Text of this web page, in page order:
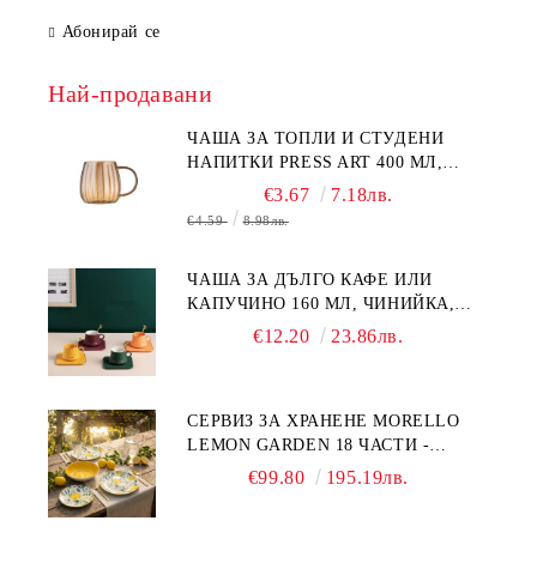
Абонирай се
Най-продавани
ЧАША ЗА ТОПЛИ И СТУДЕНИ
НАПИТКИ PRESS ART 400 МЛ,
БОРОСИЛИКАТНО СТЪКЛО
€3.67 7.18лв.
€4.59 8.98лв.
ЧАША ЗА ДЪЛГО КАФЕ ИЛИ
КАПУЧИНО 160 МЛ, ЧИНИЙКА,
ЛЪЖИЧКА GREEN, ORANGE LOVE
€12.20 23.86лв.
СЕРВИЗ ЗА ХРАНЕНЕ MORELLO
LEMON GARDEN 18 ЧАСТИ -
ПОРЦЕЛАН€99.80 195.19лв.